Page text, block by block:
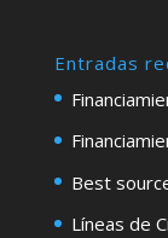
Entradas
Best
Líneas de